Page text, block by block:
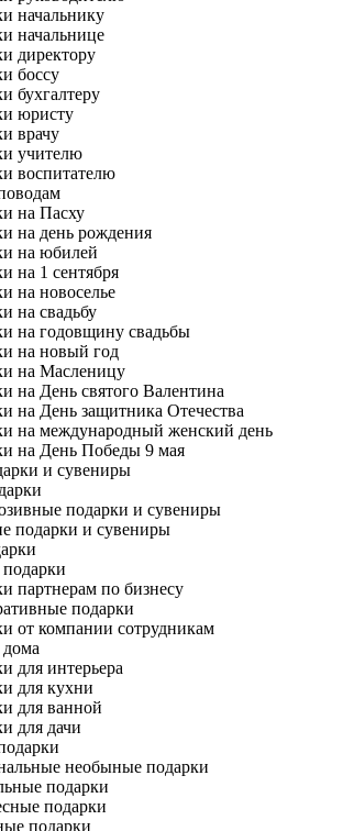
начальнику
начальнице
директору
боссу
бухгалтеру
юристу
врачу
учителю
воспитателю
на Пасху
на день рождения
на юбилей
на 1 сентября
на новоселье
на свадьбу
на годовщину свадьбы
на новый год
на Масленицу
на День святого Валентина
на День защитника Отечества
на международный женский день
на День Победы 9 мая
и сувениры
подарки и сувениры
подарки и сувениры
партнерам по бизнесу
подарки
от компании сотрудникам
для интерьера
для кухни
для ванной
для дачи
необыные подарки
подарки
подарки
подарки